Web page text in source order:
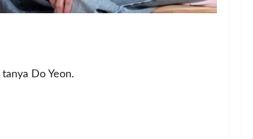
tanya Do Yeon.